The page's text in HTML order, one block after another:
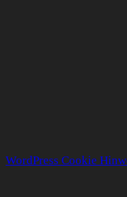
WordPress Cookie